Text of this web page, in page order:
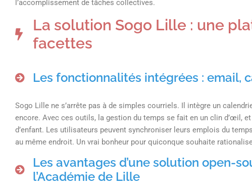
l’accomplissement de tâches collectives.
La solution Sogo Lille : une
facettes
Les fonctionnalités intégrées : email,
Sogo Lille ne s’arrête pas à de simples courriels. Il intègre un
encore. Avec ces outils, la gestion du temps se fait en un clin d’œil,
d’enfant. Les utilisateurs peuvent synchroniser leurs emplois du
au même endroit. Un vrai bonheur pour quiconque souhaite
Les avantages d’une solution open-
l’Académie de Lille